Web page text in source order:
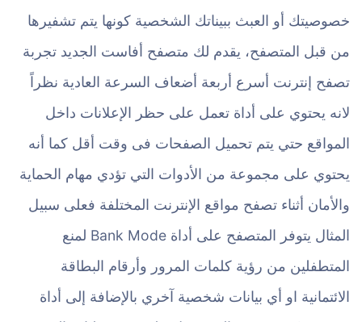
خصوصيتك أو العبث ببيناتك الشخصية كونها يتم تشفيرها
من قبل المتصفح، يقدم لك متصفح أفاست الجديد تجربة
تصفح إنترنت أسرع أربعة أضعاف السرعة العادية نظراً
لانه يحتوي على أداة تعمل على حظر الإعلانات داخل
المواقع حتي يتم تحميل الصفحات فى وقت أقل كما أنه
يحتوي على مجموعة من الأدوات التي تؤدي مهام الحماية
والأمان أثناء تصفح مواقع الإنترنت المختلفة فعلى سبيل
المثال يتوفر المتصفح على أداة Bank Mode لمنع
المتطفلين من رؤية كلمات المرور وأرقام البطاقة
الائتمانية او أي بيانات شخصية آخري بالإضافة إلى أداة